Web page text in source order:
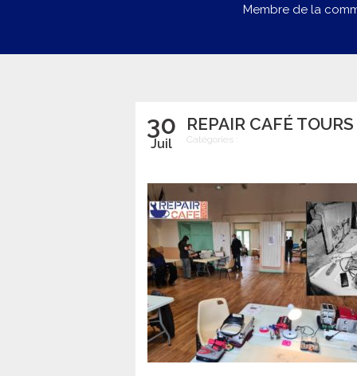
Membre de la
30
Juil
REPAIR CAFÉ TOURS
Catégories :